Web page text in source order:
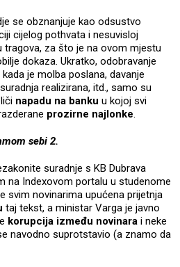
se obznanjuje kao odsustvo
cijelog pothvata i nesuvisloj
za što je na ovom mjestu
dokaza. Ukratko, odobravanje
je molba poslana, davanje
realizirana, itd., samo su
napadu na banku u kojoj svi
prozirne najlonke.
sebi 2.
suradnje s KB Dubrava
na Indexovom portalu u studenome
svim novinarima upućena prijetnja
taj tekst, a ministar Varga je javno
korupcija između novinara i neke
navodno suprotstavio (a znamo da